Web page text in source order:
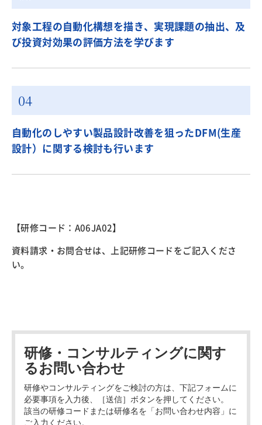
対象工程の自動化構想を描き、実現課題の抽出、及
び投資対効果の評価方法を学びます
自動化のしやすい製品設計改善を狙ったDFM(生産
設計）に関する検討も行います
【研修コード：A06JA02】
資料請求・お問合せは、上記研修コードをご記入くださ
い。